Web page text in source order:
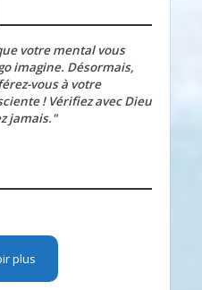
votre mental vous
imagine. Désormais,
vous à votre
! Vérifiez avec Dieu
jamais."
plus